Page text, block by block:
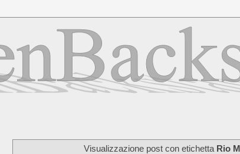
Visualizzazione post con etichetta Rio